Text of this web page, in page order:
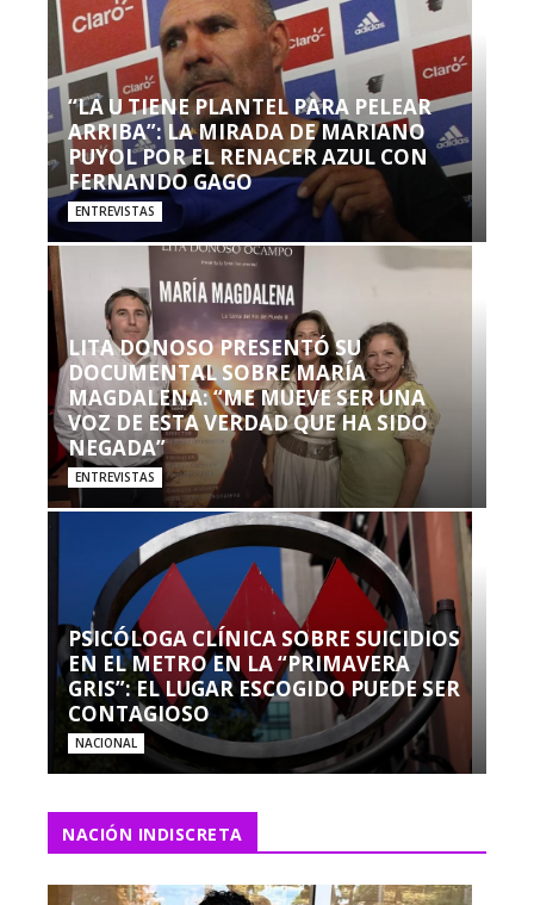
“LA U TIENE PLANTEL PARA PELEAR
ARRIBA”: LA MIRADA DE MARIANO
PUYOL POR EL RENACER AZUL CON
FERNANDO GAGO
ENTREVISTAS
LITA DONOSO PRESENTÓ SU
DOCUMENTAL SOBRE MARÍA
MAGDALENA: “ME MUEVE SER UNA
VOZ DE ESTA VERDAD QUE HA SIDO
NEGADA”
ENTREVISTAS
PSICÓLOGA CLÍNICA SOBRE SUICIDIOS
EN EL METRO EN LA “PRIMAVERA
GRIS”: EL LUGAR ESCOGIDO PUEDE SER
CONTAGIOSO
NACIONAL
NACIÓN INDISCRETA